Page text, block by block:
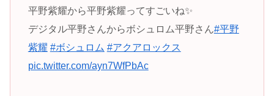
平野紫耀から平野紫耀ってすごいね✨
デジタル平野さんからボシュロム平野さん#平野
紫耀 #ボシュロム #アクアロックス
pic.twitter.com/ayn7WfPbAc